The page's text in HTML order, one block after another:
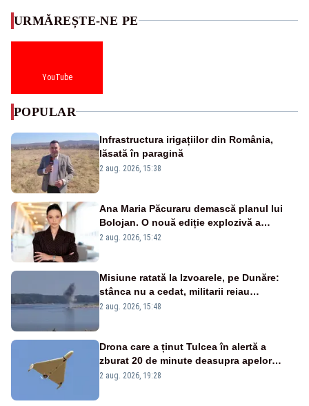
URMĂREȘTE-NE PE
YouTube
POPULAR
Infrastructura irigațiilor din România,
lăsată în paragină
2 aug. 2026, 15:38
Ana Maria Păcuraru demască planul lui
Bolojan. O nouă ediție explozivă a
emisiunii „Miza Zilei” la Realitatea PLUS
2 aug. 2026, 15:42
Misiune ratată la Izvoarele, pe Dunăre:
stânca nu a cedat, militarii reiau
detonările luni – VIDEO
2 aug. 2026, 15:48
Drona care a ținut Tulcea în alertă a
zburat 20 de minute deasupra apelor
României. Au fost ridicate două F-16
2 aug. 2026, 19:28